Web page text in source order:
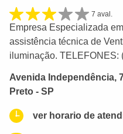
7 aval.
Empresa Especializada
assistência técnica de
iluminação. TELEFONES:
Avenida Independência,
Preto - SP
ver horario de